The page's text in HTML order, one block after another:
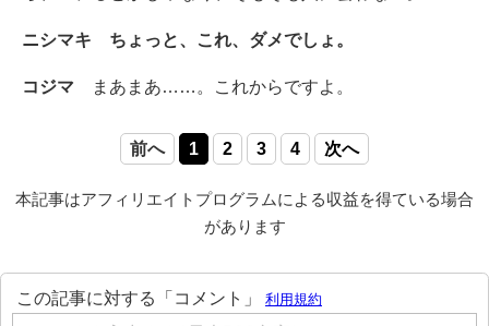
ニシマキ ちょっと、これ、ダメでしょ。
コジマ まあまあ……。これからですよ。
前へ 1 2 3 4 次へ
本記事はアフィリエイトプログラムによる収益を得ている場合
があります